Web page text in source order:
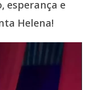
esperança e
Helena!